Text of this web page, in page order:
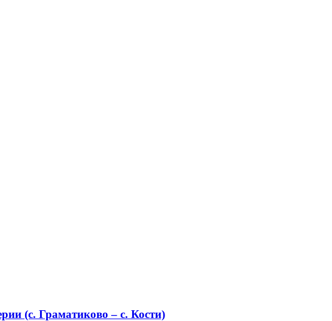
(с. Граматиково – с. Кости)